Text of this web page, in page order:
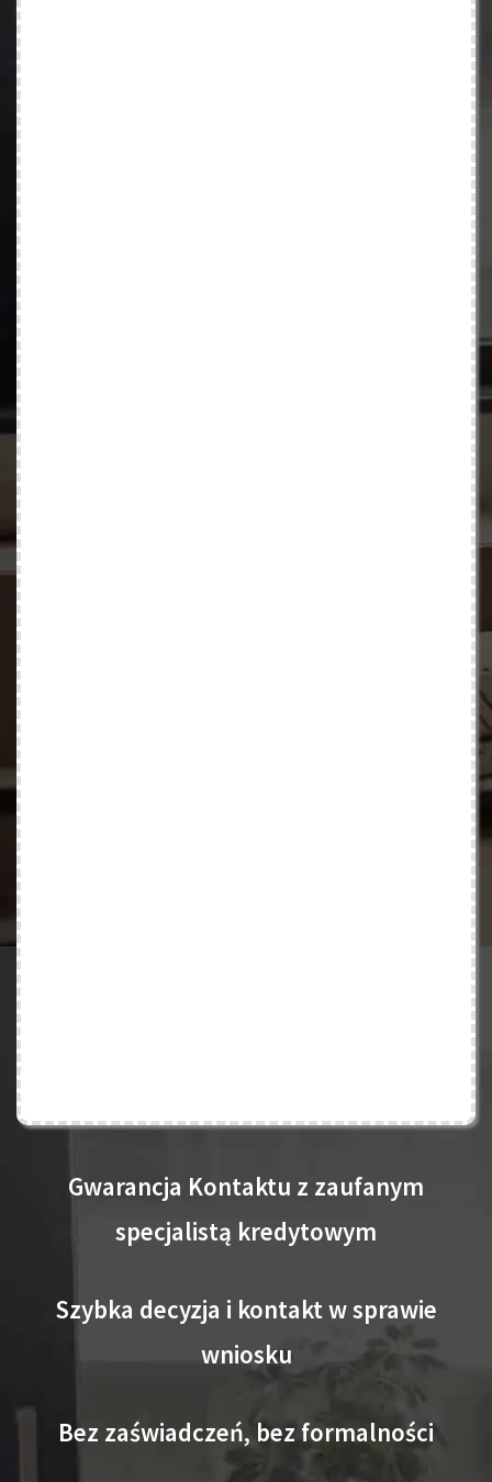
Gwarancja Kontaktu z zaufanym
specjalistą kredytowym
Szybka decyzja i kontakt w sprawie
wniosku
Bez zaświadczeń, bez formalności